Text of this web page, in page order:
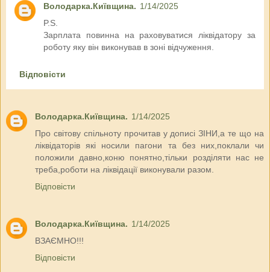
Володарка.Київщина. 1/14/2025
P.S.
Зарплата повинна на раховуватися ліквідатору за
роботу яку він виконував в зоні відчуження.
Відповісти
Володарка.Київщина. 1/14/2025
Про світову спільноту прочитав у дописі ЗІНИ,а те що на
ліквідаторів які носили пагони та без них,поклали чи
положили давно,коню понятно,тільки розділяти нас не
треба,роботи на ліквідації виконували разом.
Відповісти
Володарка.Київщина. 1/14/2025
ВЗАЄМНО!!!
Відповісти